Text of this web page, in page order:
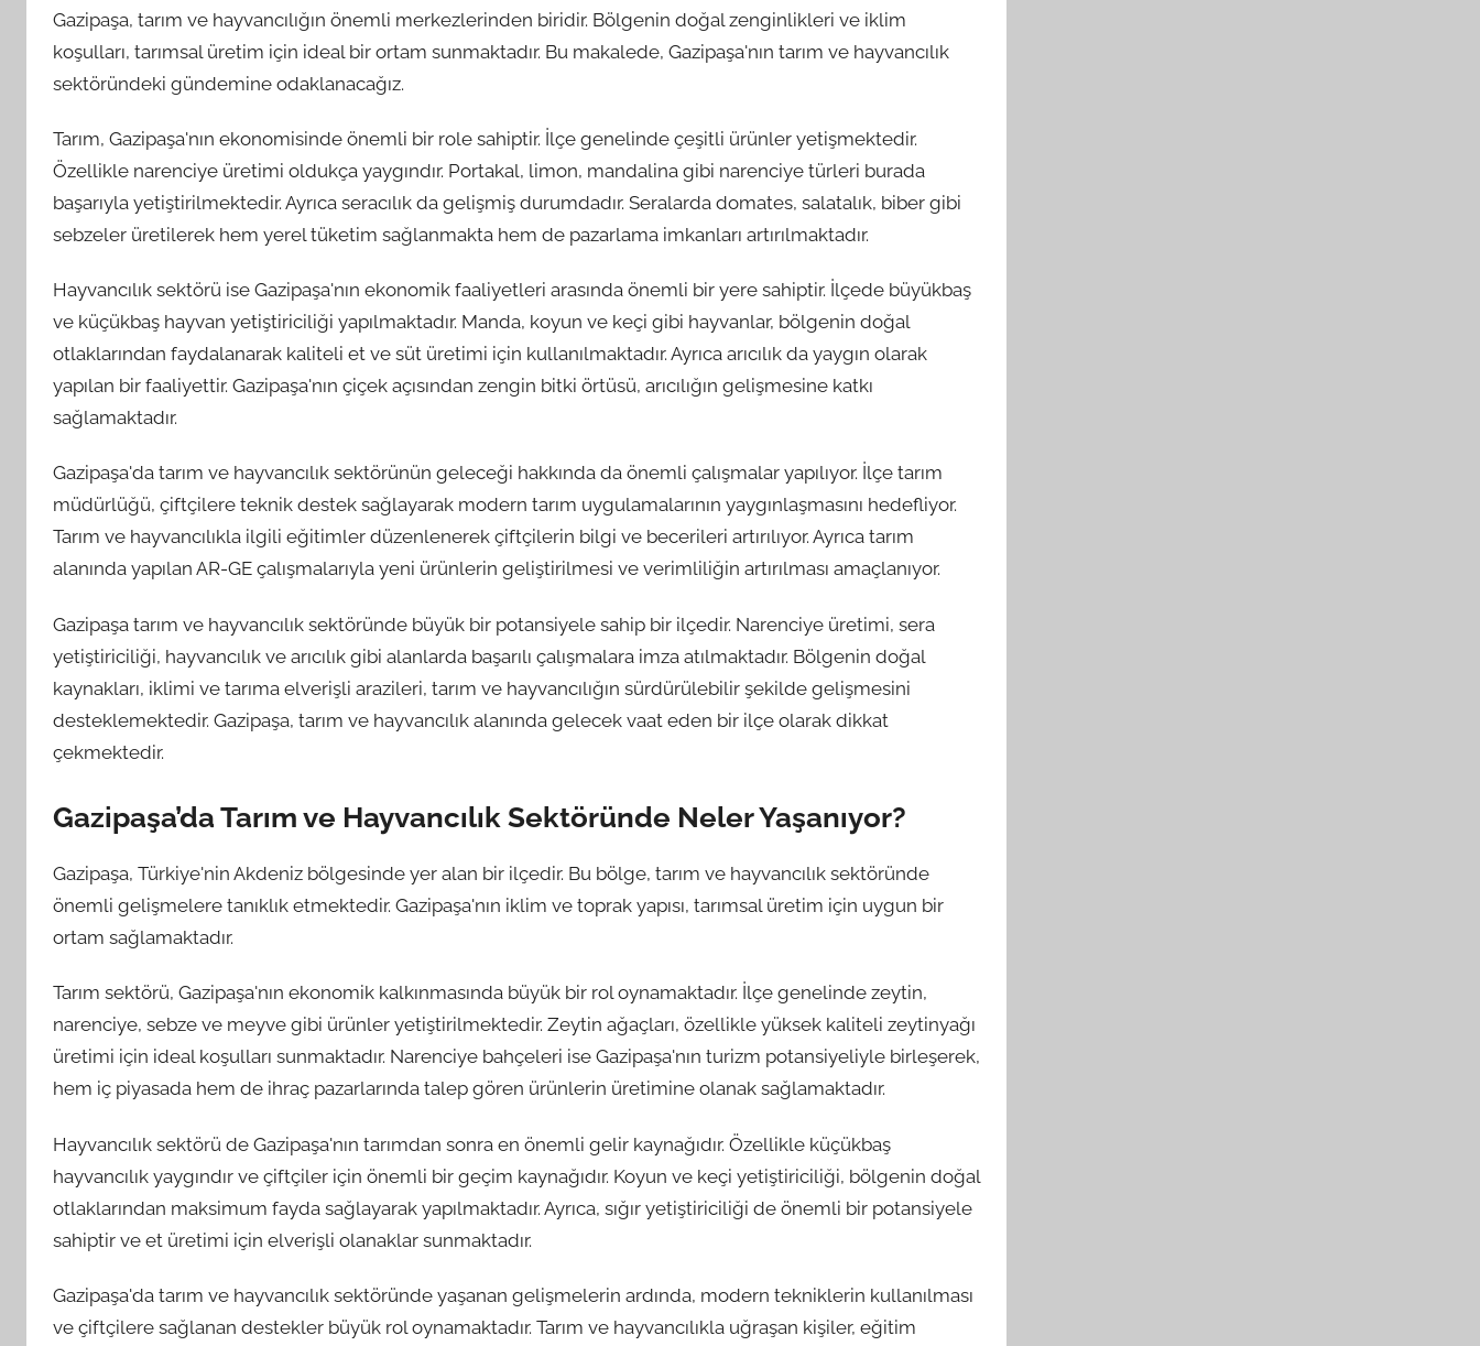
Gazipaşa, tarım ve hayvancılığın önemli merkezlerinden biridir. Bölgenin doğal zenginlikleri ve iklim
koşulları, tarımsal üretim için ideal bir ortam sunmaktadır. Bu makalede, Gazipaşa'nın tarım ve hayvancılık
sektöründeki gündemine odaklanacağız.
Tarım, Gazipaşa'nın ekonomisinde önemli bir role sahiptir. İlçe genelinde çeşitli ürünler yetişmektedir.
Özellikle narenciye üretimi oldukça yaygındır. Portakal, limon, mandalina gibi narenciye türleri burada
başarıyla yetiştirilmektedir. Ayrıca seracılık da gelişmiş durumdadır. Seralarda domates, salatalık, biber gibi
sebzeler üretilerek hem yerel tüketim sağlanmakta hem de pazarlama imkanları artırılmaktadır.
Hayvancılık sektörü ise Gazipaşa'nın ekonomik faaliyetleri arasında önemli bir yere sahiptir. İlçede büyükbaş
ve küçükbaş hayvan yetiştiriciliği yapılmaktadır. Manda, koyun ve keçi gibi hayvanlar, bölgenin doğal
otlaklarından faydalanarak kaliteli et ve süt üretimi için kullanılmaktadır. Ayrıca arıcılık da yaygın olarak
yapılan bir faaliyettir. Gazipaşa'nın çiçek açısından zengin bitki örtüsü, arıcılığın gelişmesine katkı
sağlamaktadır.
Gazipaşa'da tarım ve hayvancılık sektörünün geleceği hakkında da önemli çalışmalar yapılıyor. İlçe tarım
müdürlüğü, çiftçilere teknik destek sağlayarak modern tarım uygulamalarının yaygınlaşmasını hedefliyor.
Tarım ve hayvancılıkla ilgili eğitimler düzenlenerek çiftçilerin bilgi ve becerileri artırılıyor. Ayrıca tarım
alanında yapılan AR-GE çalışmalarıyla yeni ürünlerin geliştirilmesi ve verimliliğin artırılması amaçlanıyor.
Gazipaşa tarım ve hayvancılık sektöründe büyük bir potansiyele sahip bir ilçedir. Narenciye üretimi, sera
yetiştiriciliği, hayvancılık ve arıcılık gibi alanlarda başarılı çalışmalara imza atılmaktadır. Bölgenin doğal
kaynakları, iklimi ve tarıma elverişli arazileri, tarım ve hayvancılığın sürdürülebilir şekilde gelişmesini
desteklemektedir. Gazipaşa, tarım ve hayvancılık alanında gelecek vaat eden bir ilçe olarak dikkat
çekmektedir.
Gazipaşa’da Tarım ve Hayvancılık Sektöründe Neler Yaşanıyor?
Gazipaşa, Türkiye'nin Akdeniz bölgesinde yer alan bir ilçedir. Bu bölge, tarım ve hayvancılık sektöründe
önemli gelişmelere tanıklık etmektedir. Gazipaşa'nın iklim ve toprak yapısı, tarımsal üretim için uygun bir
ortam sağlamaktadır.
Tarım sektörü, Gazipaşa'nın ekonomik kalkınmasında büyük bir rol oynamaktadır. İlçe genelinde zeytin,
narenciye, sebze ve meyve gibi ürünler yetiştirilmektedir. Zeytin ağaçları, özellikle yüksek kaliteli zeytinyağı
üretimi için ideal koşulları sunmaktadır. Narenciye bahçeleri ise Gazipaşa'nın turizm potansiyeliyle birleşerek,
hem iç piyasada hem de ihraç pazarlarında talep gören ürünlerin üretimine olanak sağlamaktadır.
Hayvancılık sektörü de Gazipaşa'nın tarımdan sonra en önemli gelir kaynağıdır. Özellikle küçükbaş
hayvancılık yaygındır ve çiftçiler için önemli bir geçim kaynağıdır. Koyun ve keçi yetiştiriciliği, bölgenin doğal
otlaklarından maksimum fayda sağlayarak yapılmaktadır. Ayrıca, sığır yetiştiriciliği de önemli bir potansiyele
sahiptir ve et üretimi için elverişli olanaklar sunmaktadır.
Gazipaşa'da tarım ve hayvancılık sektöründe yaşanan gelişmelerin ardında, modern tekniklerin kullanılması
ve çiftçilere sağlanan destekler büyük rol oynamaktadır. Tarım ve hayvancılıkla uğraşan kişiler, eğitim